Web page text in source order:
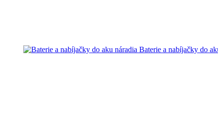
Baterie a nabíjačky do